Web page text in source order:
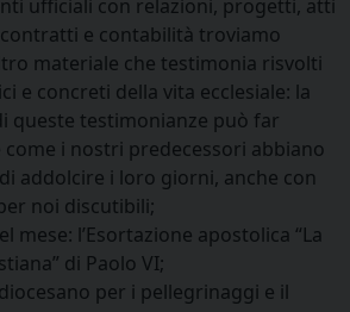
ufficiali con relazioni, progetti, atti
e contabilità troviamo
materiale che testimonia risvolti
e concreti della vita ecclesiale: la
queste testimonianze può far
come i nostri predecessori abbiano
addolcire i loro giorni, anche con
noi discutibili;
mese: l’Esortazione apostolica “La
di Paolo VI;
per i pellegrinaggi e il